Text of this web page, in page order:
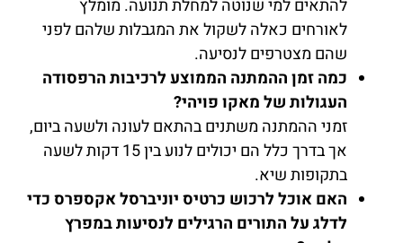
להתאים למי שנוטה למחלת תנועה. מומלץ
לאורחים כאלה לשקול את המגבלות שלהם לפני
שהם מצטרפים לנסיעה.
כמה זמן ההמתנה הממוצע לרכיבות הרפסודה
העגולות של מאקו פויהי?
זמני ההמתנה משתנים בהתאם לעונה ולשעה ביום,
אך בדרך כלל הם יכולים לנוע בין 15 דקות לשעה
בתקופות שיא.
האם אוכל לרכוש כרטיס יוניברסל אקספרס כדי
לדלג על התורים הרגילים לנסיעות במפרץ